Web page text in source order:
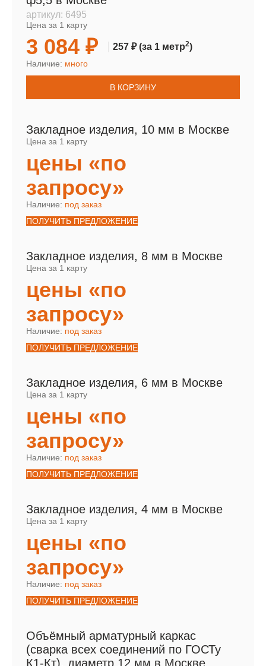
артикул: 6495
Цена за 1 карту
3 084 ₽ 257 ₽(за 1 метр2)
Наличие: много
В КОРЗИНУ
Закладное изделия, 10 мм в Москве
Цена за 1 карту
цены «по
запросу»
Наличие: под заказ
ПОЛУЧИТЬ ПРЕДЛОЖЕНИЕ
Закладное изделия, 8 мм в Москве
Цена за 1 карту
цены «по
запросу»
Наличие: под заказ
ПОЛУЧИТЬ ПРЕДЛОЖЕНИЕ
Закладное изделия, 6 мм в Москве
Цена за 1 карту
цены «по
запросу»
Наличие: под заказ
ПОЛУЧИТЬ ПРЕДЛОЖЕНИЕ
Закладное изделия, 4 мм в Москве
Цена за 1 карту
цены «по
запросу»
Наличие: под заказ
ПОЛУЧИТЬ ПРЕДЛОЖЕНИЕ
Объёмный арматурный каркас
(сварка всех соединений по ГОСТу
К1-Кт), диаметр 12 мм в Москве